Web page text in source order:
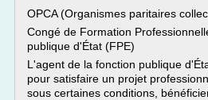
OPCA (Organismes paritaires
Congé de Formation
publique d'État (FPE)
L'agent de la fonction publique
pour satisfaire un projet
sous certaines conditions,